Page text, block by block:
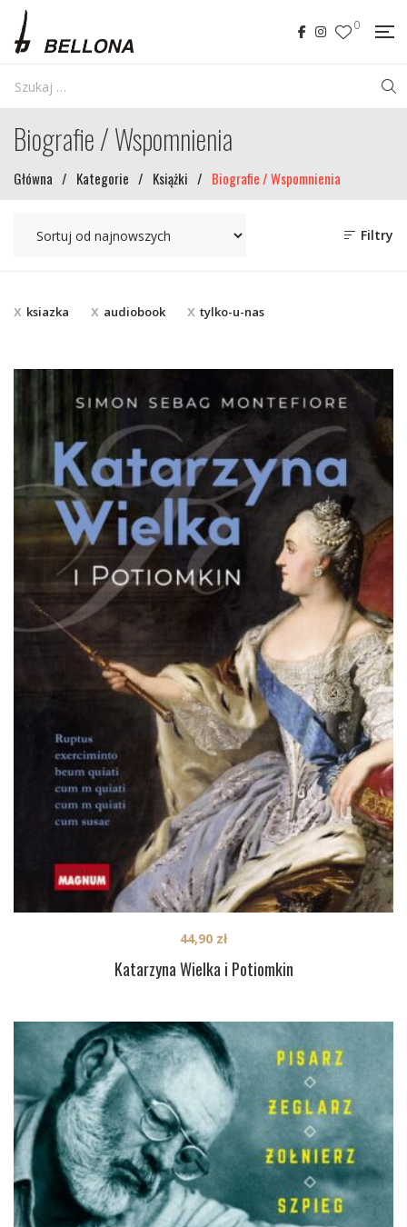
0
Biografie / Wspomnienia
Główna / Kategorie / Książki / Biografie / Wspomnienia
Filtry
ksiazka audiobook tylko-u-nas
Katarzyna Wielka i Potiomkin
44,90 zł